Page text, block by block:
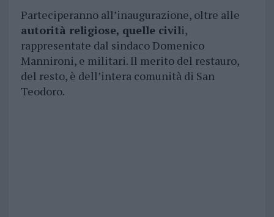
Parteciperanno all’inaugurazione, oltre alle
autorità religiose, quelle civili,
rappresentate dal sindaco Domenico
Mannironi, e militari. Il merito del restauro,
del resto, è dell’intera comunità di San
Teodoro.